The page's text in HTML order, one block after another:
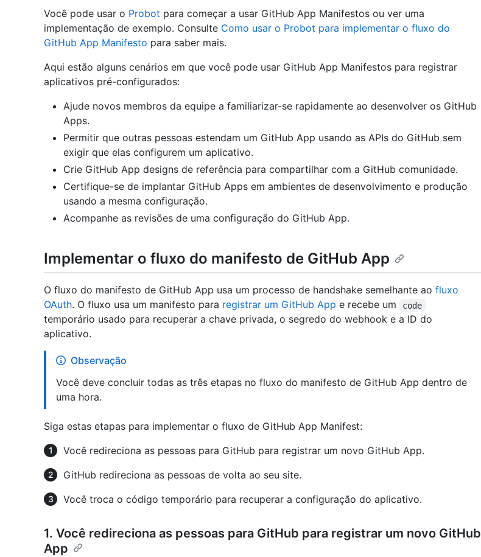
Você pode usar o Probot para começar a usar GitHub App Manifestos ou ver uma
implementação de exemplo. Consulte Como usar o Probot para implementar o fluxo do
GitHub App Manifesto para saber mais.
Aqui estão alguns cenários em que você pode usar GitHub App Manifestos para registrar
aplicativos pré-configurados:
Ajude novos membros da equipe a familiarizar-se rapidamente ao desenvolver os GitHub
Apps.
Permitir que outras pessoas estendam um GitHub App usando as APIs do GitHub sem
exigir que elas configurem um aplicativo.
Crie GitHub App designs de referência para compartilhar com a GitHub comunidade.
Certifique-se de implantar GitHub Apps em ambientes de desenvolvimento e produção
usando a mesma configuração.
Acompanhe as revisões de uma configuração do GitHub App.
Implementar o fluxo do manifesto de GitHub App
O fluxo do manifesto de GitHub App usa um processo de handshake semelhante ao fluxo
OAuth. O fluxo usa um manifesto para registrar um GitHub App e recebe um code
temporário usado para recuperar a chave privada, o segredo do webhook e a ID do
aplicativo.
Observação
Você deve concluir todas as três etapas no fluxo do manifesto de GitHub App dentro de
uma hora.
Siga estas etapas para implementar o fluxo de GitHub App Manifest:
Você redireciona as pessoas para GitHub para registrar um novo GitHub App.
GitHub redireciona as pessoas de volta ao seu site.
Você troca o código temporário para recuperar a configuração do aplicativo.
1. Você redireciona as pessoas para GitHub para registrar um novo GitHub
App